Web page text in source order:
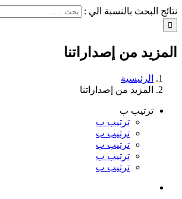
نتائج البحث بالنسبة الي :
المزيد من إصداراتنا
الرئيسية
المزيد من إصداراتنا
ترتيب ب
ترتيب ب
ترتيب ب
ترتيب ب
ترتيب ب
ترتيب ب